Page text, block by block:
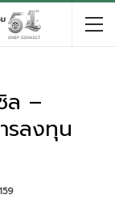
ล –
รลงทุน
159